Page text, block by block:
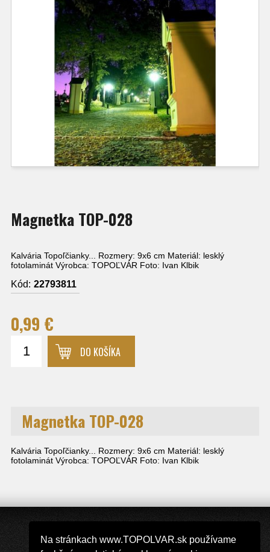
Na stránkach www.TOPOLVAR.sk používame
Magnetka TOP-028
Kalvária Topoľčianky... Rozmery: 9x6 cm Materiál: lesklý
fotolaminát Výrobca: TOPOĽVÁR Foto: Ivan Klbik
Kód: 22793811
0,99 €
DO KOŠÍKA
Magnetka TOP-028
Kalvária Topoľčianky... Rozmery: 9x6 cm Materiál: lesklý
fotolaminát Výrobca: TOPOĽVÁR Foto: Ivan Klbik